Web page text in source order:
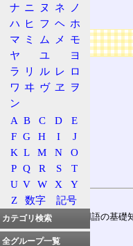
電話機
広告
通信用語の基礎
ナ ニ ヌ ネ
ノ
ハ ヒ フ ヘ ホ
マ ミ ム メ
モ
ヤ
ユ
ヨ
ラ
リ ル レ ロ
ワ ヰ ヴ ヱ
ヲ
ン
A B C D
E
F G H I
J
K L M N
O
P Q R S
T
U V W X
Y
Z
数字 記号
カテゴリ検索
全グループ一覧